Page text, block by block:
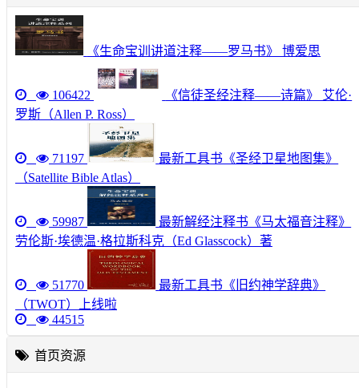
《生命宝训讲道注释——罗马书》 博爱思
106422
《信徒圣经注释——诗篇》 艾伦·
罗斯（Allen P. Ross）
71197
最新工具书《圣经卫星地图集》
（Satellite Bible Atlas）
59987
最新解经注释书《马太福音注释》
劳伦斯·埃德温·格拉斯科克（Ed Glasscock）著
51770
最新工具书《旧约神学辞典》
（TWOT）上线啦
44515
首页资源